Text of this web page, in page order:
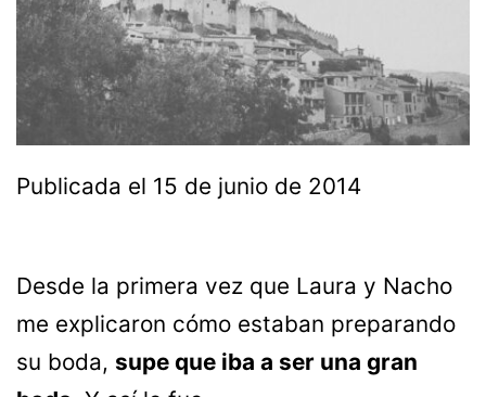
Publicada el 15 de junio de 2014
Desde la primera vez que Laura y Nacho
me explicaron cómo estaban preparando
su boda, supe que iba a ser una gran